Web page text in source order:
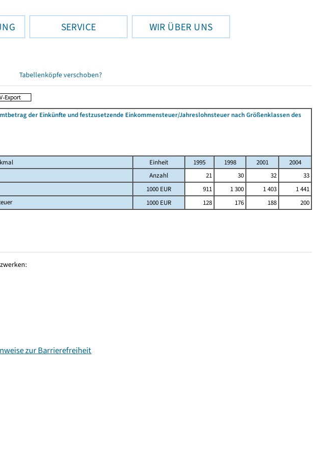
SERVICE WIR ÜBER UNS
Tabellenköpfe verschoben?
der Einkünfte und festzusetzende Einkommensteuer/Jahreslohnsteuer nach Größenklassen des
Einheit 1995 1998 2001
2004
Anzahl 21 30 32
33
1000 EUR 911 1 300 1 403
1 441
1000 EUR 128 176 188 200
zur Barrierefreiheit